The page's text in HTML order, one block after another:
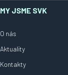
MY JSME SVK
O nás
Aktuality
Kontakty